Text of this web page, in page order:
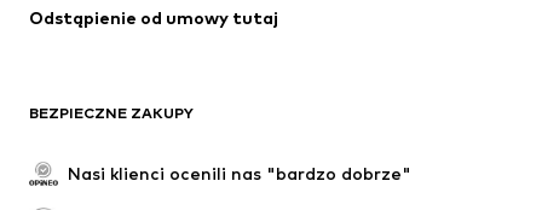
Płaszcze
Spódnice
Specjalne okazje
Ekskluzywne
Odstąpienie od umowy tutaj
BEZPIECZNE ZAKUPY
Nasi klienci ocenili nas "bardzo dobrze"